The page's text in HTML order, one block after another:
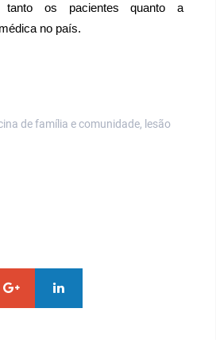
tanto os pacientes quanto a
no país.
de família e comunidade, lesão